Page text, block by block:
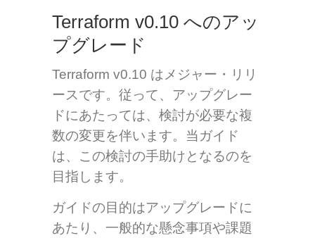
Terraform v0.10 へのアッ
プグレード
Terraform v0.10 はメジャー・リリ
ースです。従って、アップグレー
ドにあたっては、検討が必要な複
数の変更を伴います。当ガイド
は、この検討の手助けとなるのを
目指します。
ガイドの目的はアップグレードに
あたり、一般的な懸念事項や課題